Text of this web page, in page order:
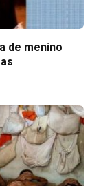
de menino